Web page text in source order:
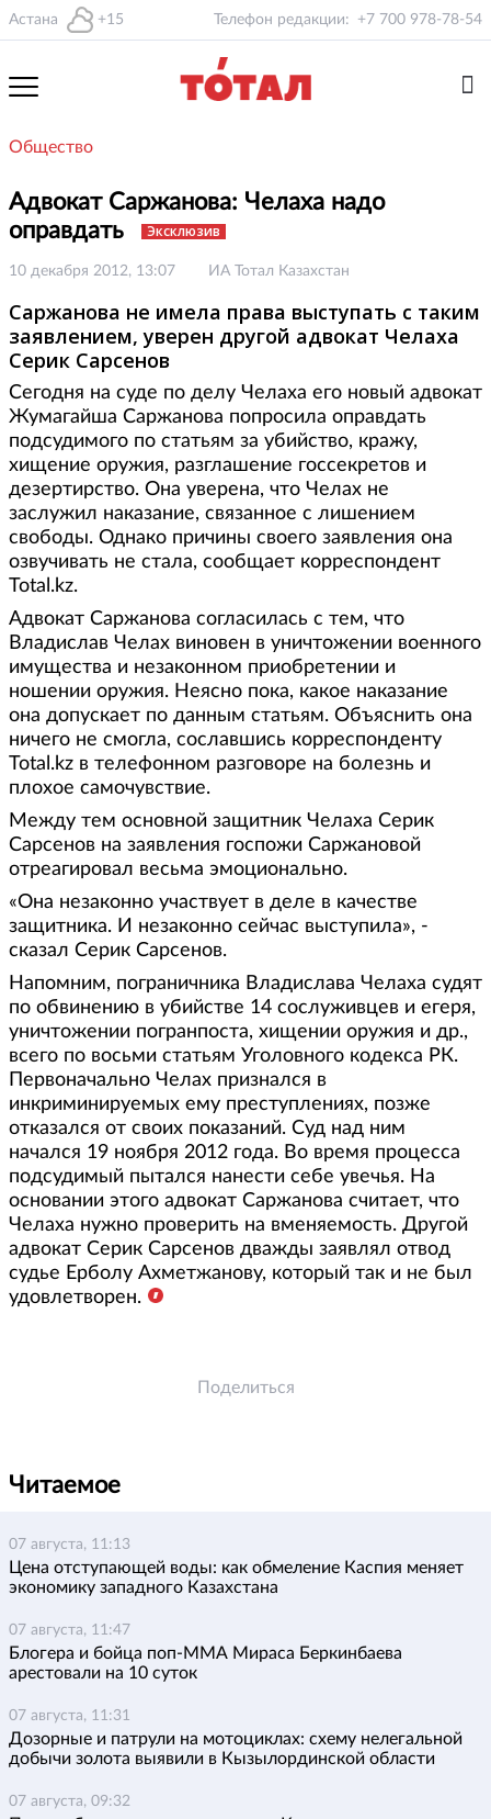
Астана +15 Телефон редакции: +7 700 978-78-54
Общество
Адвокат Саржанова: Челаха надо
оправдать
Эксклюзив
10 декабря 2012, 13:07 ИА Тотал Казахстан
Саржанова не имела права выступать с таким
заявлением, уверен другой адвокат Челаха
Серик Сарсенов
Сегодня на суде по делу Челаха его новый адвокат
Жумагайша Саржанова попросила оправдать
подсудимого по статьям за убийство, кражу,
хищение оружия, разглашение госсекретов и
дезертирство. Она уверена, что Челах не
заслужил наказание, связанное с лишением
свободы. Однако причины своего заявления она
озвучивать не стала, сообщает корреспондент
Total.kz.
Адвокат Саржанова согласилась с тем, что
Владислав Челах виновен в уничтожении военного
имущества и незаконном приобретении и
ношении оружия. Неясно пока, какое наказание
она допускает по данным статьям. Объяснить она
ничего не смогла, сославшись корреспонденту
Total.kz в телефонном разговоре на болезнь и
плохое самочувствие.
Между тем основной защитник Челаха Серик
Сарсенов на заявления госпожи Саржановой
отреагировал весьма эмоционально.
«Она незаконно участвует в деле в качестве
защитника. И незаконно сейчас выступила», -
сказал Серик Сарсенов.
Напомним, пограничника Владислава Челаха судят
по обвинению в убийстве 14 сослуживцев и егеря,
уничтожении погранпоста, хищении оружия и др.,
всего по восьми статьям Уголовного кодекса РК.
Первоначально Челах признался в
инкриминируемых ему преступлениях, позже
отказался от своих показаний. Суд над ним
начался 19 ноября 2012 года. Во время процесса
подсудимый пытался нанести себе увечья. На
основании этого адвокат Саржанова считает, что
Челаха нужно проверить на вменяемость. Другой
адвокат Серик Сарсенов дважды заявлял отвод
судье Ерболу Ахметжанову, который так и не был
удовлетворен.
Поделиться
Читаемое
07 августа, 11:13
Цена отступающей воды: как обмеление Каспия меняет
экономику западного Казахстана
07 августа, 11:47
Блогера и бойца поп-ММА Мираса Беркинбаева
арестовали на 10 суток
07 августа, 11:31
Дозорные и патрули на мотоциклах: схему нелегальной
добычи золота выявили в Кызылординской области
07 августа, 09:32